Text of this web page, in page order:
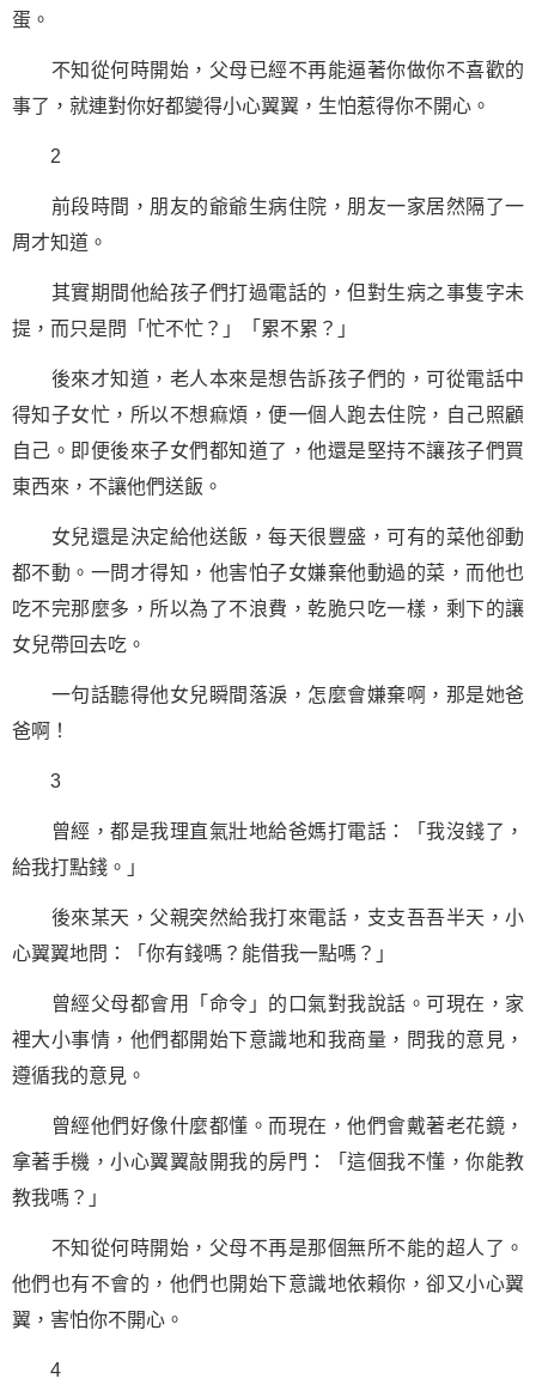
蛋。
不知從何時開始，父母已經不再能逼著你做你不喜歡的
事了，就連對你好都變得小心翼翼，生怕惹得你不開心。
2
前段時間，朋友的爺爺生病住院，朋友一家居然隔了一
周才知道。
其實期間他給孩子們打過電話的，但對生病之事隻字未
提，而只是問「忙不忙？」「累不累？」
後來才知道，老人本來是想告訴孩子們的，可從電話中
得知子女忙，所以不想痲煩，便一個人跑去住院，自己照顧
自己。即便後來子女們都知道了，他還是堅持不讓孩子們買
東西來，不讓他們送飯。
女兒還是決定給他送飯，每天很豐盛，可有的菜他卻動
都不動。一問才得知，他害怕子女嫌棄他動過的菜，而他也
吃不完那麼多，所以為了不浪費，乾脆只吃一樣，剩下的讓
女兒帶回去吃。
一句話聽得他女兒瞬間落淚，怎麼會嫌棄啊，那是她爸
爸啊！
3
曾經，都是我理直氣壯地給爸媽打電話：「我沒錢了，
給我打點錢。」
後來某天，父親突然給我打來電話，支支吾吾半天，小
心翼翼地問：「你有錢嗎？能借我一點嗎？」
曾經父母都會用「命令」的口氣對我說話。可現在，家
裡大小事情，他們都開始下意識地和我商量，問我的意見，
遵循我的意見。
曾經他們好像什麼都懂。而現在，他們會戴著老花鏡，
拿著手機，小心翼翼敲開我的房門：「這個我不懂，你能教
教我嗎？」
不知從何時開始，父母不再是那個無所不能的超人了。
他們也有不會的，他們也開始下意識地依賴你，卻又小心翼
翼，害怕你不開心。
4